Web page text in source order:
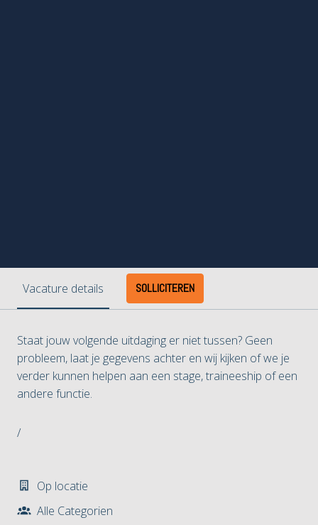
Vacature details SOLLICITEREN
Staat jouw volgende uitdaging er niet tussen? Geen
probleem, laat je gegevens achter en wij kijken of we je
verder kunnen helpen aan een stage, traineeship of een
andere functie.
/
Op locatie
Alle Categorien